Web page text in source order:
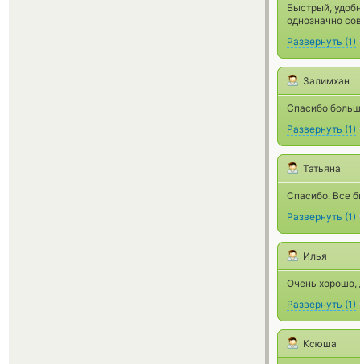
Быстрый,
однозначно
Развернуть (1)
Залимхан
Спасибо
Развернуть (1)
Татьяна
Спасибо. Все
Развернуть (1)
Илья
Очень
Развернуть (1)
Ксюша